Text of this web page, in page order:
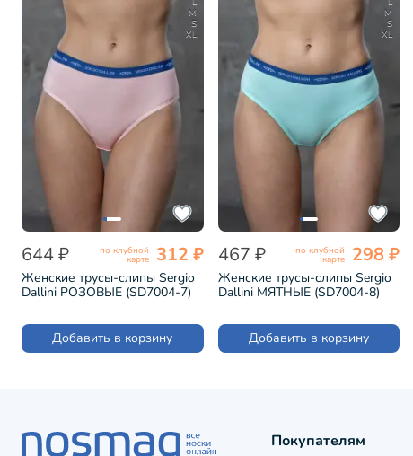
M
S
XL
644 ₽ по клубной
карте 312 ₽
Женские трусы-слипы Sergio
Dallini РОЗОВЫЕ (SD7004-7)
Добавить в корзину
M
S
XL
467 ₽ по клубной
карте 298 ₽
Женские трусы-слипы Sergio
Dallini МЯТНЫЕ (SD7004-8)
Добавить в корзину
Покупателям